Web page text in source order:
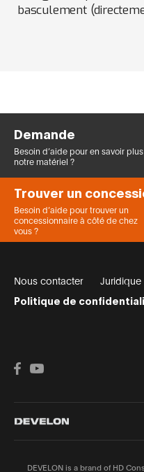
basculement
Demande
Besoin d’aide pour en savoir
notre matériel ?
Trouver un
Besoin d’aide pour trouver un
concessionnaire à côté de chez
vous ?
Nous contacter Juridique
Politique de
DEVELON is a brand of HD